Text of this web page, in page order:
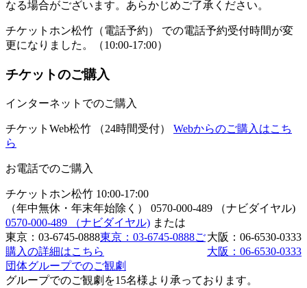
なる場合がございます。あらかじめご了承ください。
チケットホン松竹（電話予約） での電話予約受付時間が変
更になりました。（10:00‐17:00）
チケットのご購入
インターネットでのご購入
チケットWeb松竹 （24時間受付） Webからのご購入はこち
ら
お電話でのご購入
チケットホン松竹 10:00-17:00
（年中無休・年末年始除く） 0570-000-489 （ナビダイヤル)
0570-000-489 （ナビダイヤル) または
東京：03-6745-0888東京：03-6745-0888
大阪：06-6530-0333
大阪：06-6530-0333
ご
購入の詳細はこちら
団体グループでのご観劇
グループでのご観劇を15名様より承っております。